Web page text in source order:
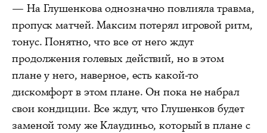
— На Глушенкова однозначно повлияла травма,
пропуск матчей. Максим потерял игровой ритм,
тонус. Понятно, что все от него ждут
продолжения голевых действий, но в этом
плане у него, наверное, есть какой-то
дискомфорт в этом плане. Он пока не набрал
свои кондиции. Все ждут, что Глушенков будет
заменой тому же Клаудиньо, который в плане с